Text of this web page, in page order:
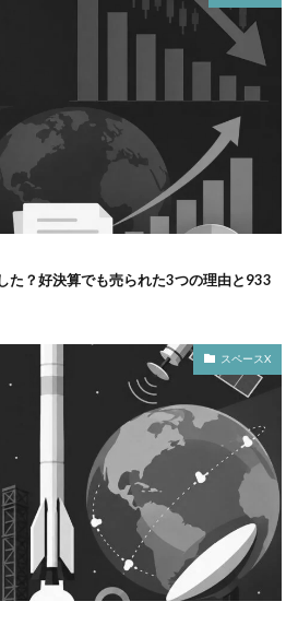
た？好決算でも売られた3つの理由と933
スペースX